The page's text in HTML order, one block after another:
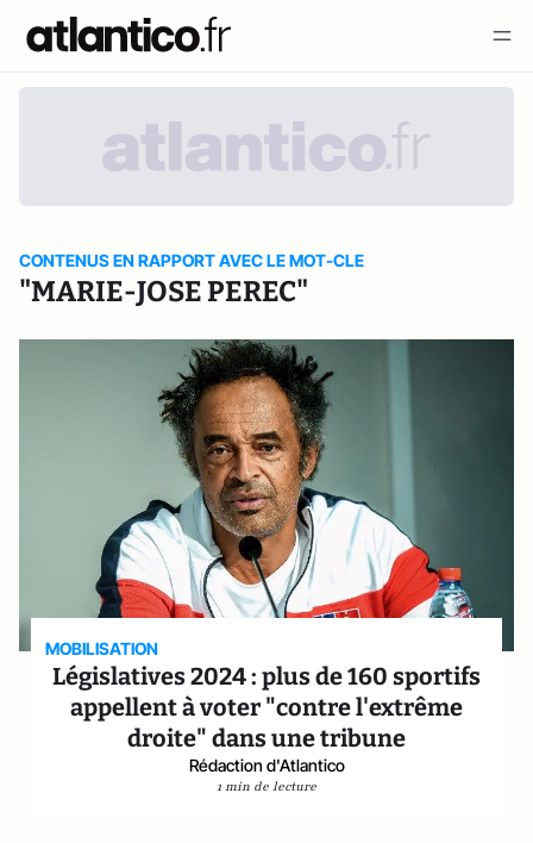
CONTENUS EN RAPPORT AVEC LE MOT-CLE
"MARIE-JOSE PEREC"
MOBILISATION
Législatives 2024 : plus de 160 sportifs
appellent à voter "contre l'extrême
droite" dans une tribune
Rédaction d'Atlantico
1 min de lecture